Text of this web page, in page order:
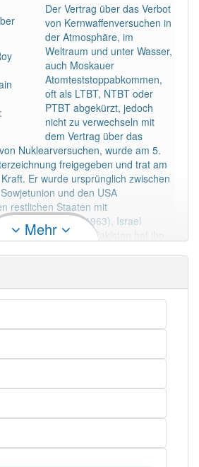
-atomteststoppabkommen: 1
-atomteststoppabkommen aber
Artikel
das : 0
Nutzer haben den Artikel
Der Vertrag über das Verbot
von Kernwaffenversuchen in
der Atmosphäre, im
Weltraum und unter Wasser,
auch Moskauer
Atomteststoppabkommen,
oft als LTBT, NTBT oder
PTBT abgekürzt, jedoch
nicht zu verwechseln mit
dem Vertrag über das
Nuklearversuchen, wurde am 5.
freigegeben und trat am
Er wurde ursprünglich zwischen
und den USA
restlichen Staaten mit
Indien (1963), Israel
(1988) den Vertrag, Pakistan hat ihn
Mehr